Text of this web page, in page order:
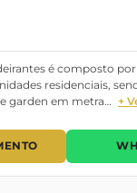
é composto
residenciais,
garden em metra… +